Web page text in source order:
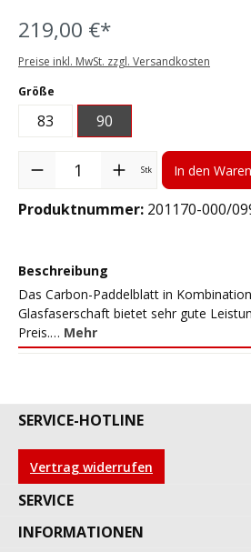
219,00 €*
Preise inkl. MwSt. zzgl. Versandkosten
Größe
83 90
Produkt Anzahl: Gib den
Stk In den
Produktnummer: 201170-000/
Beschreibung
Das Carbon-Paddelblatt in
Glasfaserschaft bietet sehr gute
Preis.… Mehr
SERVICE-HOTLINE
Vertrag widerrufen
SERVICE
INFORMATIONEN